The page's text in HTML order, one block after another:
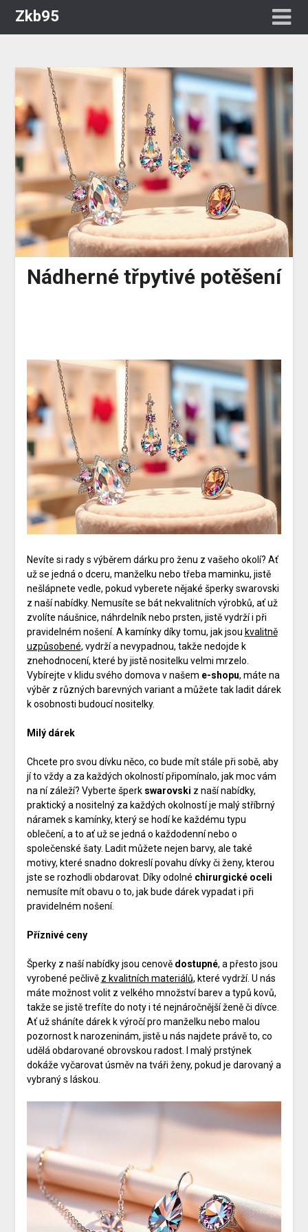
Zkb95
Nádherné třpytivé potěšení
Nevíte si rady s výběrem dárku pro ženu z vašeho okolí? Ať
už se jedná o dceru, manželku nebo třeba maminku, jistě
nešlápnete vedle, pokud vyberete nějaké šperky swarovski
z naší nabídky. Nemusíte se bát nekvalitních výrobků, ať už
zvolíte náušnice, náhrdelník nebo prsten, jistě vydrží i při
pravidelném nošení. A kamínky díky tomu, jak jsou kvalitně
uzpůsobené, vydrží a nevypadnou, takže nedojde k
znehodnocení, které by jistě nositelku velmi mrzelo.
Vybírejte v klidu svého domova v našem e-shopu, máte na
výběr z různých barevných variant a můžete tak ladit dárek
k osobnosti budoucí nositelky.
Milý dárek
Chcete pro svou dívku něco, co bude mít stále při sobě, aby
jí to vždy a za každých okolností připomínalo, jak moc vám
na ní záleží? Vyberte šperk swarovski z naší nabídky,
praktický a nositelný za každých okolností je malý stříbrný
náramek s kamínky, který se hodí ke každému typu
oblečení, a to ať už se jedná o každodenní nebo o
společenské šaty. Ladit můžete nejen barvy, ale také
motivy, které snadno dokreslí povahu dívky či ženy, kterou
jste se rozhodli obdarovat. Díky odolné chirurgické oceli
nemusíte mít obavu o to, jak bude dárek vypadat i při
pravidelném nošení.
Příznivé ceny
Šperky z naší nabídky jsou cenově dostupné, a přesto jsou
vyrobené pečlivě z kvalitních materiálů, které vydrží. U nás
máte možnost volit z velkého množství barev a typů kovů,
takže se jistě trefíte do noty i té nejnáročnější ženě či dívce.
Ať už sháníte dárek k výročí pro manželku nebo malou
pozornost k narozeninám, jistě u nás najdete právě to, co
udělá obdarované obrovskou radost. I malý prstýnek
dokáže vyčarovat úsměv na tváři ženy, pokud je darovaný a
vybraný s láskou.